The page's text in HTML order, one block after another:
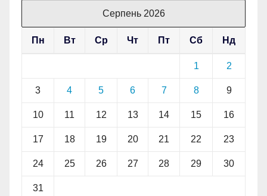
Серпень 2026
Пн Вт Ср Чт Пт Сб Нд
1 2
3 4 5 6 7 8 9
10 11 12 13 14 15 16
17 18 19 20 21 22 23
24 25 26 27 28 29 30
31